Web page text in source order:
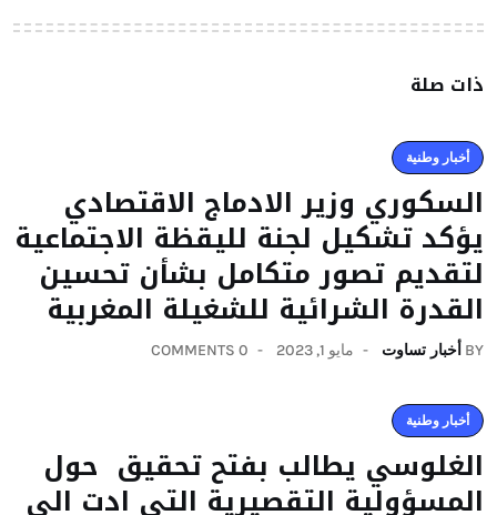
ذات صلة
أخبار وطنية
السكوري وزير الادماج الاقتصادي
يؤكد تشكيل لجنة لليقظة الاجتماعية
لتقديم تصور متكامل بشأن تحسين
القدرة الشرائية للشغيلة المغربية
BY أخبار تساوت مايو 1, 2023 0 COMMENTS
أخبار وطنية
الغلوسي يطالب بفتح تحقيق حول
المسؤولية التقصيرية التي ادت الى